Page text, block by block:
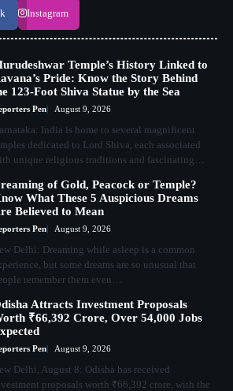
Instagram
Temple’s History Linked to
Pride: Know the Story Behind
123-Foot Shiva Statue by the Sea
Pen August 9, 2026
India is home to several magnificent
dedicated to Lord Shiva, each associated
unique religious traditions and fascinating…
of Gold, Peacock or Temple?
What These 5 Auspicious Dreams
Believed to Mean
Pen August 9, 2026
Delhi: Dreaming while asleep is a common
but some dreams are so unusual that
remember them even…
Attracts Investment Proposals
₹66,392 Crore, Over 54,000 Jobs
Pen August 9, 2026
Delhi, August 8: Odisha has received
proposals worth ₹66,392 crore, with the